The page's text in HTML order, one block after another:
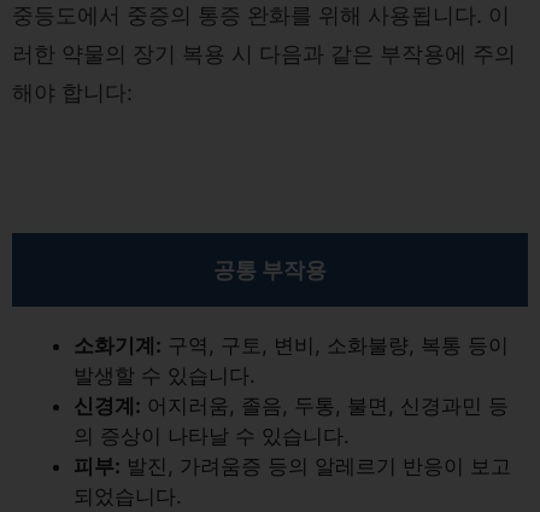
중등도에서 중증의 통증 완화를 위해 사용됩니다. 이
러한 약물의 장기 복용 시 다음과 같은 부작용에 주의
해야 합니다:
공통 부작용
소화기계: 구역, 구토, 변비, 소화불량, 복통 등이
발생할 수 있습니다.
신경계: 어지러움, 졸음, 두통, 불면, 신경과민 등
의 증상이 나타날 수 있습니다.
피부: 발진, 가려움증 등의 알레르기 반응이 보고
되었습니다.